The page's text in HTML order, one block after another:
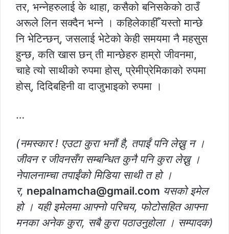
तर, भन्नेहरुलाई के थाहा, कसैको बनिसकेको ठाउँ
अरूले लिन सक्दैन भन्ने । कहिलेकाहीँ यस्तो मान्छे
नि भेटिन्छन्, जसलाई भेटेको केही समयमा नै महसुस
हुन्छ, कति खास छन् ती मान्छेहरु हाम्रो जीवनमा,
चाहे त्यो साथीको रुपमा होस्, प्रेमीप्रेमिकाको रुपमा
होस्, दिदिबहिनी वा दाजुभाइको रुपमा ।
…
(नमस्कार ! एउटा कुरा भनौं है, तपाईं पनि लेख्नु न ।
जीवन र जीवनसँग सम्बन्धित कुनै पनि कुरा लेख्नु ।
नेपालनाम्चा तपाईंको मिडिया साथी त हो ।
र, nepalnamcha@gmail.com यसको इमेल
हो । यही इमेलमा आफ्नो परिचय, फोटोसहित आफ्ना
मनका अनेक कुरा, सबै कुरा पठाउनुहोला । सम्पादक)